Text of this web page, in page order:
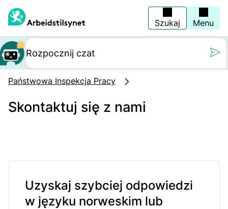
na
stronę
główną
Szukaj Menu
Państwowa Inspekcja Pracy
Skontaktuj się z nami
Uzyskaj szybciej odpowiedzi
w języku norweskim lub